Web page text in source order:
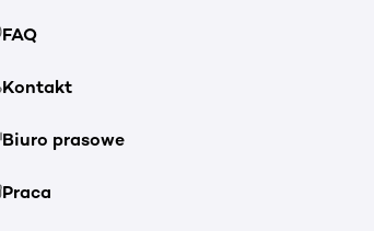
FAQ
Kontakt
Biuro prasowe
Praca